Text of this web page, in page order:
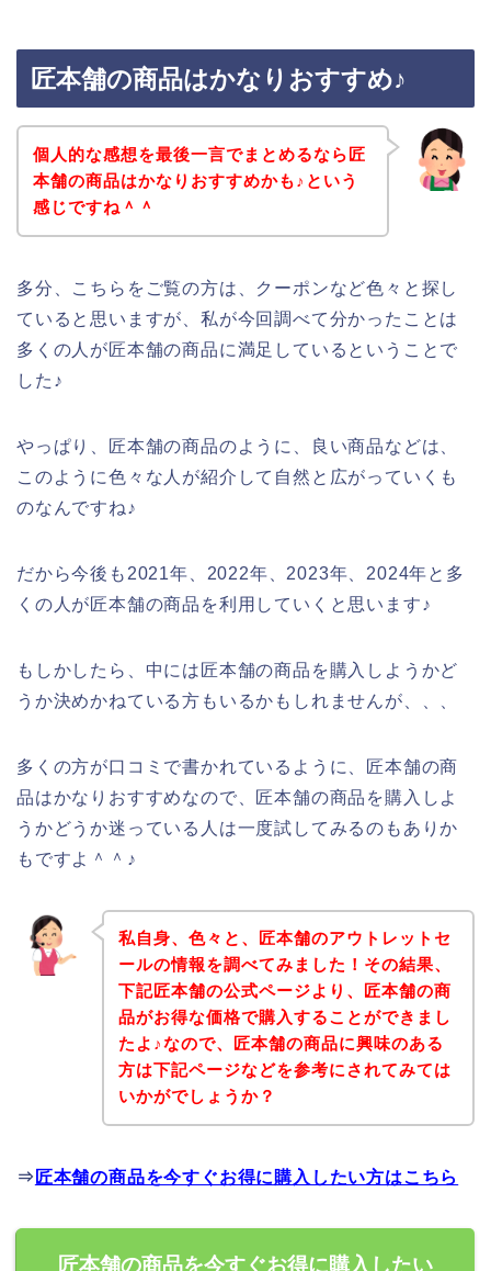
匠本舗の商品はかなりおすすめ♪
個人的な感想を最後一言でまとめるなら匠
本舗の商品はかなりおすすめかも♪という
感じですね＾＾
多分、こちらをご覧の方は、クーポンなど色々と探し
ていると思いますが、私が今回調べて分かったことは
多くの人が匠本舗の商品に満足しているということで
した♪
やっぱり、匠本舗の商品のように、良い商品などは、
このように色々な人が紹介して自然と広がっていくも
のなんですね♪
だから今後も2021年、2022年、2023年、2024年と多
くの人が匠本舗の商品を利用していくと思います♪
もしかしたら、中には匠本舗の商品を購入しようかど
うか決めかねている方もいるかもしれませんが、、、
多くの方が口コミで書かれているように、匠本舗の商
品はかなりおすすめなので、匠本舗の商品を購入しよ
うかどうか迷っている人は一度試してみるのもありか
もですよ＾＾♪
私自身、色々と、匠本舗のアウトレットセ
ールの情報を調べてみました！その結果、
下記匠本舗の公式ページより、匠本舗の商
品がお得な価格で購入することができまし
たよ♪なので、匠本舗の商品に興味のある
方は下記ページなどを参考にされてみては
いかがでしょうか？
⇒ 匠本舗の商品を今すぐお得に購入したい方はこちら
匠本舗の商品を今すぐお得に購入したい